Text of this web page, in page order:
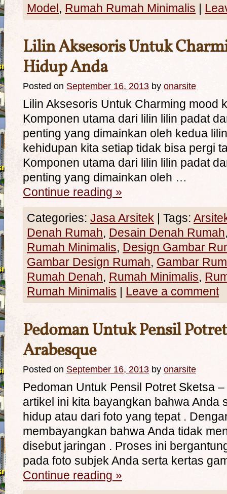
Model, Rumah Rumah Minimalis |
Lilin Aksesoris Untuk
Hidup Anda
Posted on September 16, 2013 by onarsite
Lilin Aksesoris Untuk Charming mood
Komponen utama dari lilin lilin padat
penting yang dimainkan oleh kedua
kehidupan kita setiap tidak bisa pergi
Komponen utama dari lilin lilin padat
penting yang dimainkan oleh …
Continue reading »
Categories: Jasa Arsitek | Tags:
Denah Rumah, Desain Denah Rumah
Rumah Minimalis, Design Gambar
Gambar Design Rumah, Gambar
Rumah Denah, Rumah Minimalis,
Rumah Minimalis | Leave a comment
Pedoman Untuk Pensil
Arabesque
Posted on September 16, 2013 by onarsite
Pedoman Untuk Pensil Potret Sketsa
artikel ini kita bayangkan bahwa Anda
hidup atau dari foto yang tepat .
membayangkan bahwa Anda tidak
disebut jaringan . Proses ini
pada foto subjek Anda serta kertas
Continue reading »